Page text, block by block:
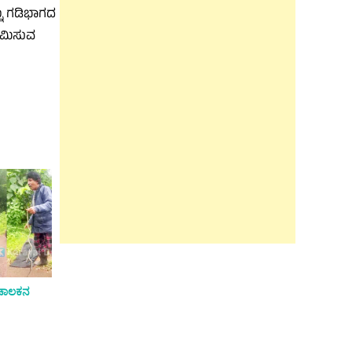
ಗಡಿಭಾಗದ